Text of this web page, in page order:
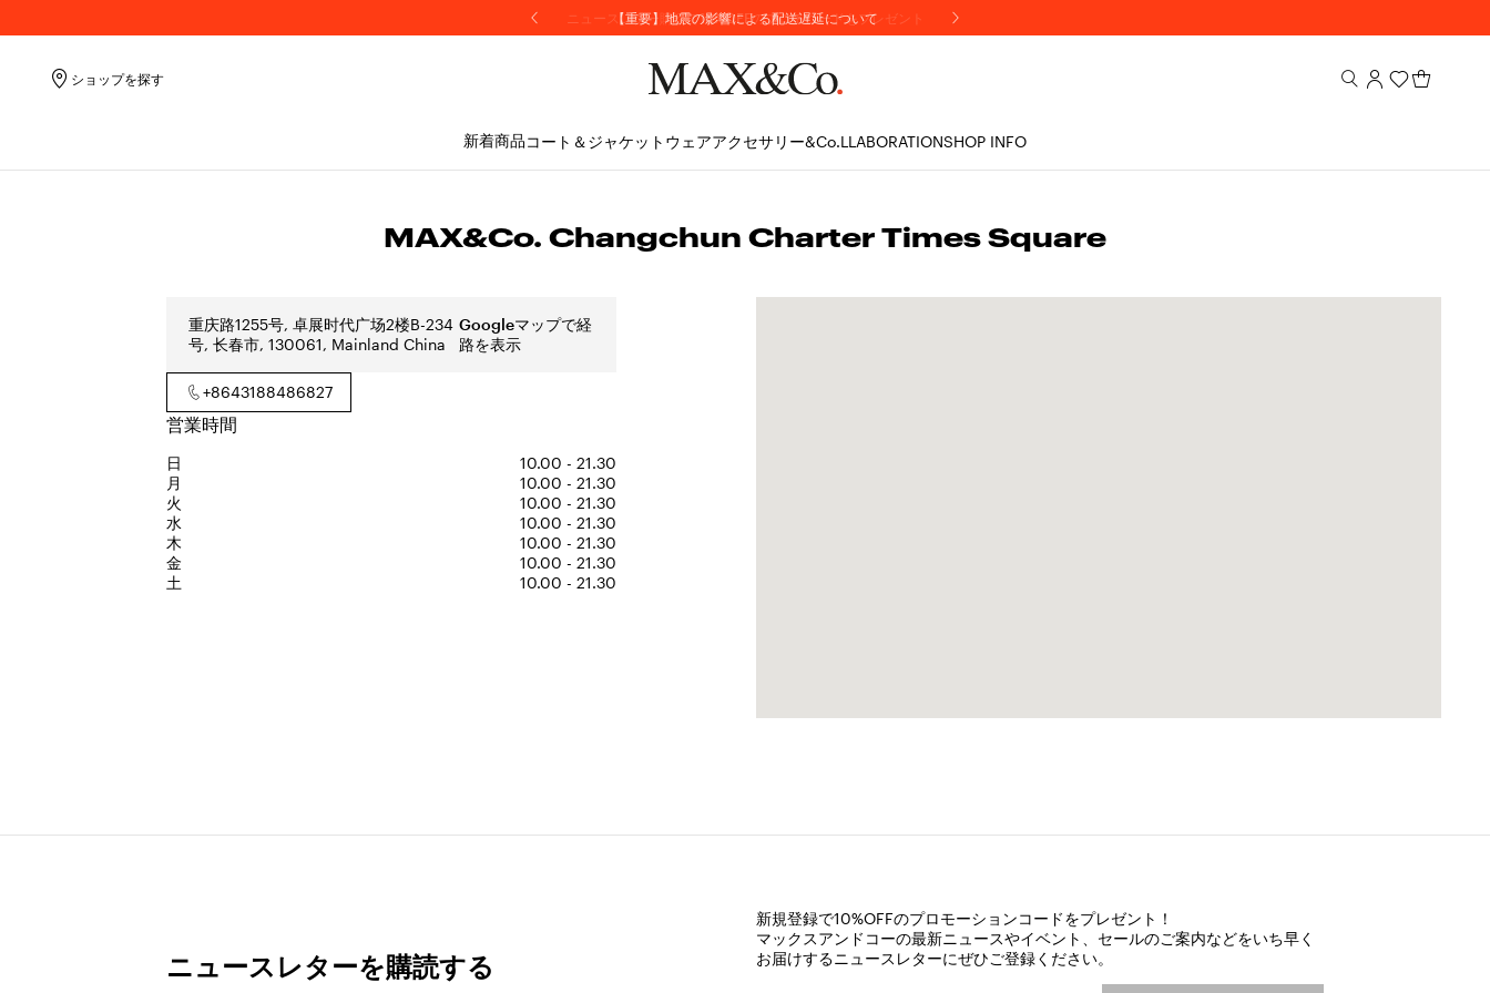
【重要】地震の影響による配送遅延について
ショップを探す
新着商品コート＆ジャケット ウェアアクセサリー&Co.LLABORATIONSHOP INFO
MAX&Co. Changchun Charter Times Square
重庆路1255号, 卓展时代广场2楼B-234
号, 长春市, 130061, Mainland China
Googleマップで経
路を表示
+8643188486827
営業時間
日
10.00 - 21.30
月
10.00 - 21.30
火
10.00 - 21.30
水
10.00 - 21.30
木
10.00 - 21.30
金
10.00 - 21.30
土
10.00 - 21.30
ニュースレターを購読する
新規登録で10%OFFのプロモーションコードをプレゼント！
マックスアンドコーの最新ニュースやイベント、セールのご案内などをいち早く
お届けするニュースレターにぜひご登録ください。